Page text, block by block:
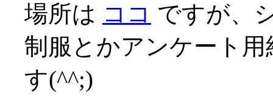
場所は ココ ですが、
制服とかアンケート
す(^^;)